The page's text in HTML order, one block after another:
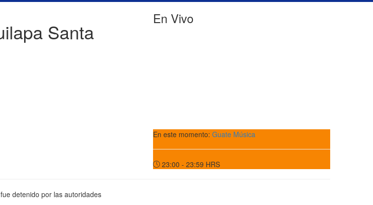
Santa
En Vivo
En este momento: Guate Música
23:00 - 23:59 HRS
detenido por las autoridades